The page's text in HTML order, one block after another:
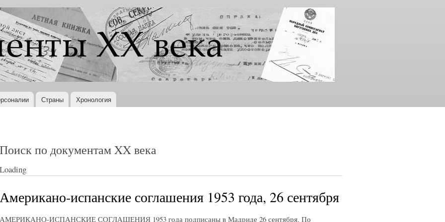
Перейти к
основному
содержанию
Страны Хронология
Поиск по документам XX века
Loading
Американо-испанские соглашения 1953 года, 26 сентября
АМЕРИКАНО-ИСПАНСКИЕ СОГЛАШЕНИЯ 1953 года подписаны в Мадриде 26 сентября. По